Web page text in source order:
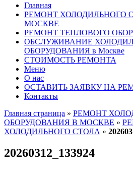
Главная
РЕМОНТ ХОЛОДИЛЬНОГО
МОСКВЕ
РЕМОНТ ТЕПЛОВОГО
ОБСЛУЖИВАНИЕ
ОБОРУДОВАНИЯ в Москве
СТОИМОСТЬ РЕМОНТА
Меню
О нас
ОСТАВИТЬ ЗАЯВКУ НА
Контакты
Главная страница » РЕМОНТ
ОБОРУДОВАНИЯ В МОСКВЕ »
ХОЛОДИЛЬНОГО СТОЛА »
20260312_133924